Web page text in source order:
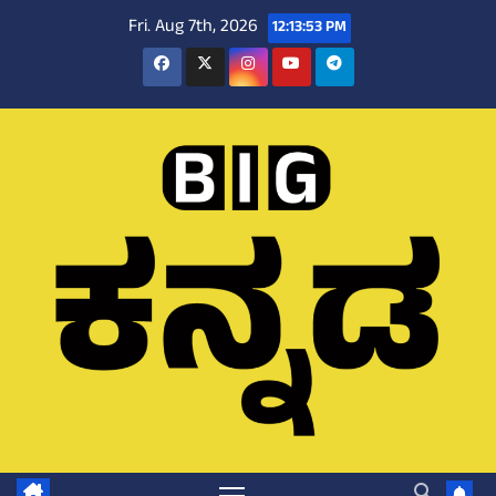
Fri. Aug 7th, 2026 12:13:55 PM